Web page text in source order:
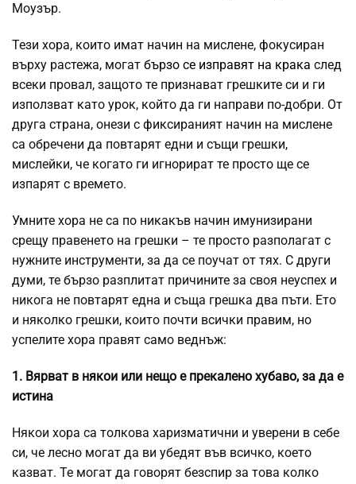
Моузър.
Тези хора, които имат начин на мислене, фокусиран
върху растежа, могат бързо се изправят на крака след
всеки провал, защото те признават грешките си и ги
използват като урок, който да ги направи по-добри. От
друга страна, онези с фиксираният начин на мислене
са обречени да повтарят едни и същи грешки,
мислейки, че когато ги игнорират те просто ще се
изпарят с времето.
Умните хора не са по никакъв начин имунизирани
срещу правенето на грешки – те просто разполагат с
нужните инструменти, за да се поучат от тях. С други
думи, те бързо разплитат причините за своя неуспех и
никога не повтарят една и съща грешка два пъти. Ето
и няколко грешки, които почти всички правим, но
успелите хора правят само веднъж:
1. Вярват в някои или нещо е прекалено хубаво, за да е
истина
Някои хора са толкова харизматични и уверени в себе
си, че лесно могат да ви убедят във всичко, което
казват. Те могат да говорят безспир за това колко